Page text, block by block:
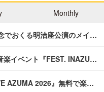
Monthly
でおくる明治座公演のメイ…
楽イベント『FEST. INAZU…
AZUMA 2026』無料で楽…